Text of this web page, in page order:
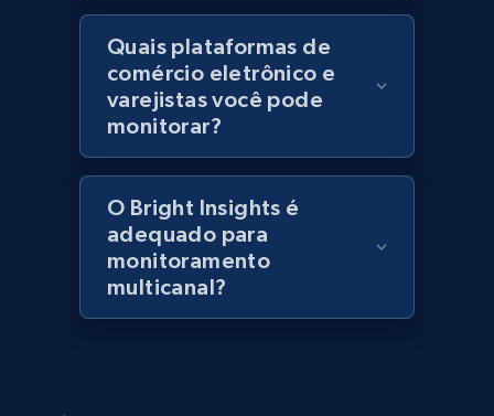
992+ 165+ Comece agora
URL, Title, Rating, Reviews, Initial price, Final
price, Currency, Stock, and more.
992+ 165+
Quais plataformas de
comércio eletrônico e
varejistas você pode
monitorar?
O Bright Insights é
adequado para
monitoramento
multicanal?